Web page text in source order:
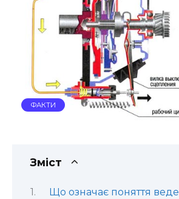
ФАКТИ
Зміст
Що означає поняття веде